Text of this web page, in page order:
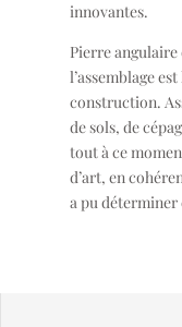
innovantes.
Pierre angulaire
l’assemblage
construction.
de sols, de
tout à ce
d’art, en
a pu déterminer